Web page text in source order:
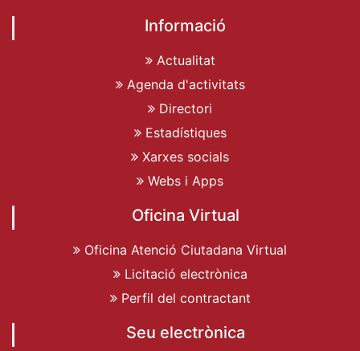
Informació
Actualitat
Agenda d'activitats
Directori
Estadístiques
Xarxes socials
Webs i Apps
Oficina Virtual
Oficina Atenció Ciutadana Virtual
Licitació electrònica
Perfil del contractant
Seu electrònica